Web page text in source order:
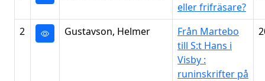
eller frifräsare?
2 Gustavson, Helmer
Från Martebo
till S:t Hans i
Visby :
runinskrifter på